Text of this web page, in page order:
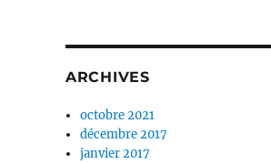
ARCHIVES
octobre 2021
décembre 2017
janvier 2017